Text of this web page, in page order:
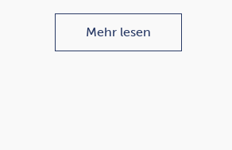
Mehr lesen